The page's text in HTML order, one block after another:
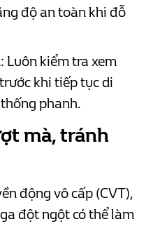
độ an toàn khi đỗ
: Luôn kiểm tra xem
khi tiếp tục di
phanh.
mà, tránh
động vô cấp (CVT),
đột ngột có thể làm